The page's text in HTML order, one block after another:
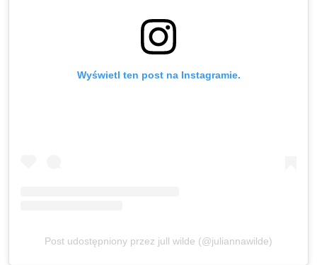
Wyświetl ten post na Instagramie.
Post udostępniony przez jull wilde (@juliannawilde)